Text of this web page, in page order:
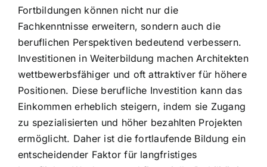
Fortbildungen können nicht nur die
Fachkenntnisse erweitern, sondern auch die
beruflichen Perspektiven bedeutend verbessern.
Investitionen in Weiterbildung machen Architekten
wettbewerbsfähiger und oft attraktiver für höhere
Positionen. Diese berufliche Investition kann das
Einkommen erheblich steigern, indem sie Zugang
zu spezialisierten und höher bezahlten Projekten
ermöglicht. Daher ist die fortlaufende Bildung ein
entscheidender Faktor für langfristiges